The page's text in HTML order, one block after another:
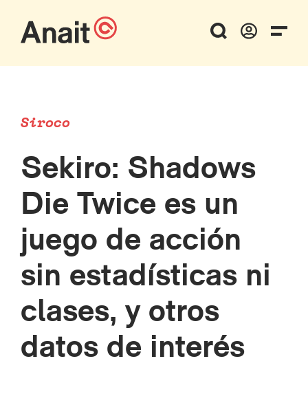
Siroco
Sekiro: Shadows
Die Twice es un
juego de acción
sin estadísticas ni
clases, y otros
datos de interés